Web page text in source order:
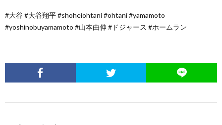
#大谷 #大谷翔平 #shoheiohtani #ohtani #yamamoto
#yoshinobuyamamoto #山本由伸 #ドジャース #ホームラン